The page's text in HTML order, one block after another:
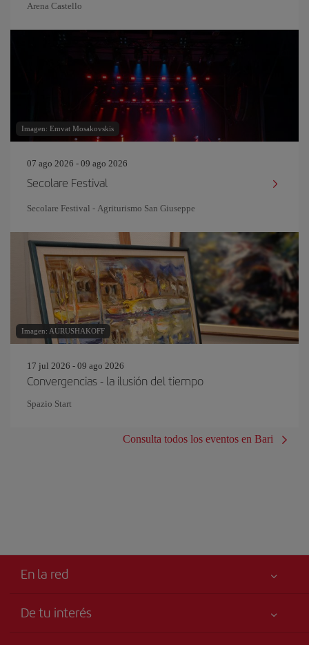
Arena Castello
Imagen: Emvat Mosakovskis
07 ago 2026 - 09 ago 2026
Secolare Festival
Secolare Festival - Agriturismo San Giuseppe
Imagen: AURUSHAKOFF
17 jul 2026 - 09 ago 2026
Convergencias - la ilusión del tiempo
Spazio Start
Consulta todos los eventos en Bari
En la red
De tu interés